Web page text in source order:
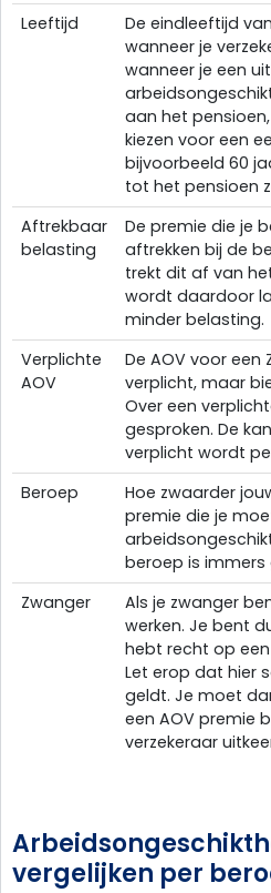
Leeftijd
De eindleeftijd
wanneer je
wanneer je een
aan het
kiezen voor een
bijvoorbeeld 60
tot het pensioen
Aftrekbaar
belasting
De premie die je
aftrekken bij de
trekt dit af van
wordt daardoor
minder belasting.
Verplichte
AOV
De AOV voor een
verplicht, maar
Over een
gesproken. De
verplicht wordt
Beroep
Hoe zwaarder
premie die je
beroep is immers
Zwanger
Als je zwanger
werken. Je bent
hebt recht op
Let erop dat hier
geldt. Je moet
een AOV premie
verzekeraar
vergelijken per